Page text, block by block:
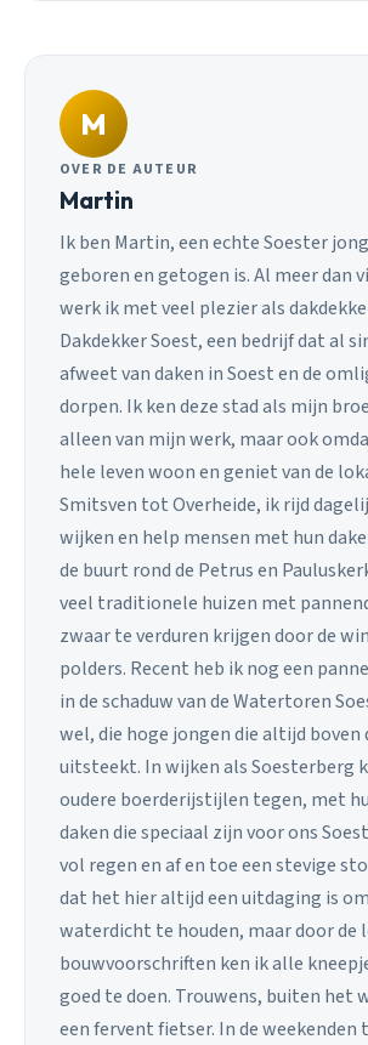
M
OVER DE AUTEUR
Martin
Ik ben Martin, een echte Soester
geboren en getogen is. Al meer dan
werk ik met veel plezier als
Dakdekker Soest, een bedrijf dat al
afweet van daken in Soest en de
dorpen. Ik ken deze stad als mijn
alleen van mijn werk, maar ook
hele leven woon en geniet van de
Smitsven tot Overheide, ik rijd
wijken en help mensen met hun
de buurt rond de Petrus en
veel traditionele huizen met
zwaar te verduren krijgen door de
polders. Recent heb ik nog een
in de schaduw van de Watertoren
wel, die hoge jongen die altijd boven
uitsteekt. In wijken als Soesterberg
oudere boerderijstijlen tegen, met
daken die speciaal zijn voor ons
vol regen en af en toe een stevige
dat het hier altijd een uitdaging is
waterdicht te houden, maar door de
bouwvoorschriften ken ik alle
goed te doen. Trouwens, buiten het
een fervent fietser. In de weekenden